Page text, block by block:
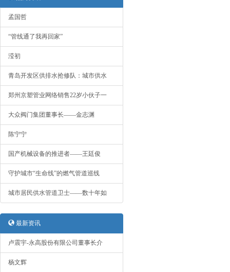
孟国哲
“管线通了我再回家”
滢初
青岛开发区供排水抢修队：城市供水
郑州京塑管业网络销售22岁小伙子一
大众阀门集团董事长——金志渊
陈宁宁
国产机械设备的推进者——王廷俊
守护城市“生命线”的燃气管道巡线
城市居民供水管道卫士——数十年如
最新资讯
卢震宇-永高股份有限公司董事长介
杨文辉